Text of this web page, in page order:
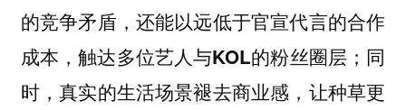
的竞争矛盾，还能以远低于官宣代言的合作
成本，触达多位艺人与KOL的粉丝圈层；同
时，真实的生活场景褪去商业感，让种草更